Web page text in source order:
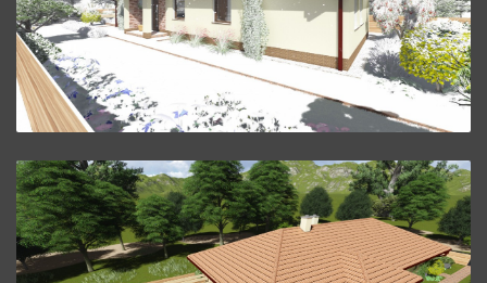
ZVÄČŠIŤ
Bungalov L25.